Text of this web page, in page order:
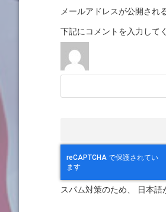
メールアドレスが公開され
下記にコメントを入力して
スパム対策のため、 日本語